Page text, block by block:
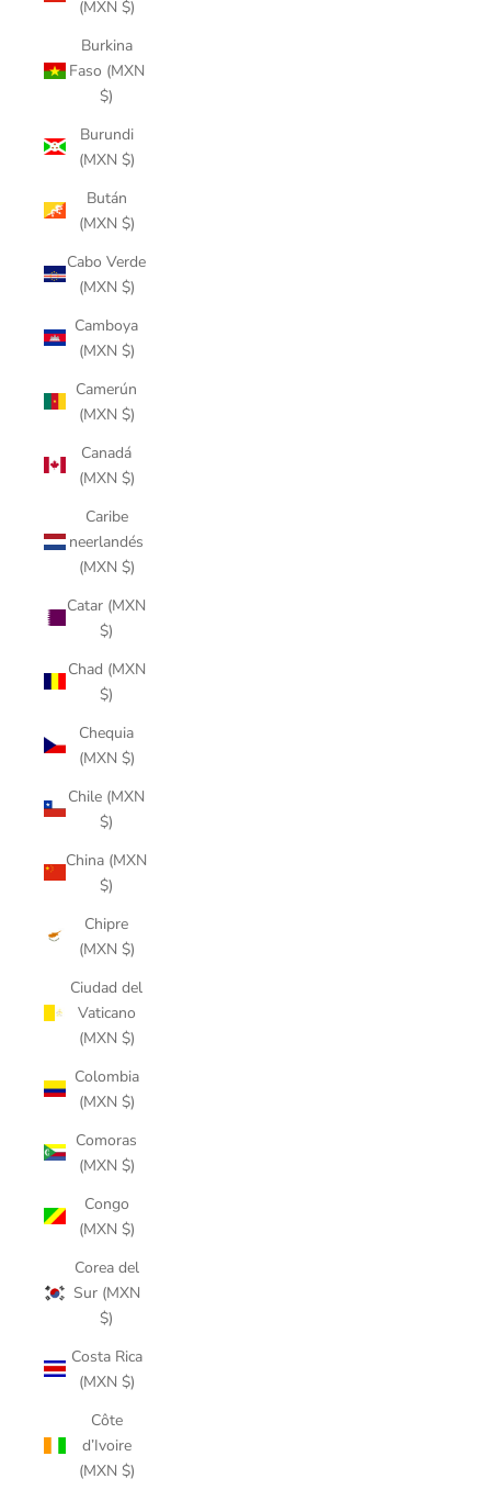
(MXN $)
Burkina
Faso (MXN
$)
Burundi
(MXN $)
Bután
(MXN $)
Cabo Verde
(MXN $)
Camboya
(MXN $)
Camerún
(MXN $)
Canadá
(MXN $)
Caribe
neerlandés
(MXN $)
Catar (MXN
$)
Chad (MXN
$)
Chequia
(MXN $)
Chile (MXN
$)
China (MXN
$)
Chipre
(MXN $)
Ciudad del
Vaticano
(MXN $)
Colombia
(MXN $)
Comoras
(MXN $)
Congo
(MXN $)
Corea del
Sur (MXN
$)
Costa Rica
(MXN $)
Côte
d’Ivoire
(MXN $)